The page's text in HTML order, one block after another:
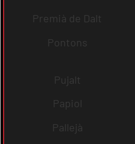
Premià de Dalt
Pontons
Pujalt
Papiol
Pallejà